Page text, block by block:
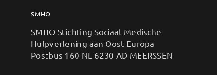
SMHO
SMHO Stichting Sociaal-Medische
Hulpverlening aan Oost-Europa
Postbus 160 NL 6230 AD MEERSSEN